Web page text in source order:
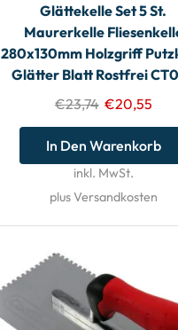
Glättekelle Set 5 St.
Maurerkelle
280x130mm Holzgriff
Glätter Blatt Rostfrei
€23,74 €20,55
In Den Warenkorb
inkl. MwSt.
plus Versandkosten